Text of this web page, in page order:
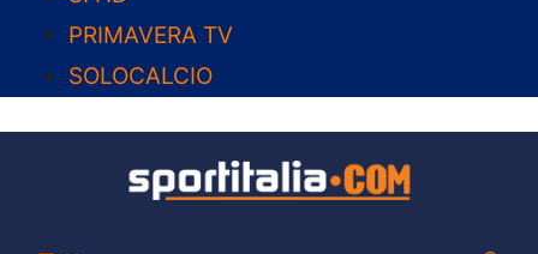
contenutoPRIMAVERA TV
SOLOCALCIO